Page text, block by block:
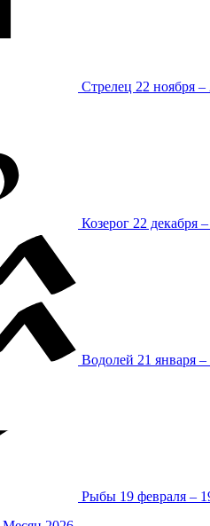
Стрелец 22 ноября –
Козерог 22 декабря
Водолей 21 января
Рыбы 19 февраля –